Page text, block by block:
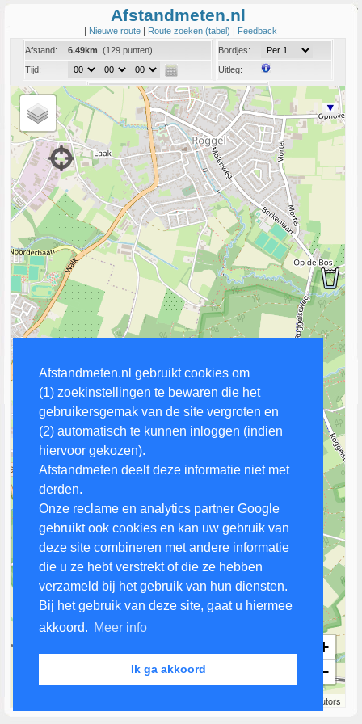
Afstandmeten.nl gebruikt cookies om
(1) zoekinstellingen te bewaren die het
gebruikersgemak van de site vergroten en
(2) automatisch te kunnen inloggen (indien
hiervoor gekozen).
Afstandmeten deelt deze informatie niet met
derden.
Onze reclame en analytics partner Google
gebruikt ook cookies en kan uw gebruik van
deze site combineren met andere informatie
die u ze hebt verstrekt of die ze hebben
verzameld bij het gebruik van hun diensten.
Bij het gebruik van deze site, gaat u hiermee
akkoord. Meer info
Ik ga akkoord
Afstandmeten.nl
| Nieuwe route | Route zoeken (tabel) | Feedback
Afstand:
6.49km (129 punten)
Tijd:
Bordjes:
Uitleg:
Coord:
Info:Link naar deze route
+
−
contributors